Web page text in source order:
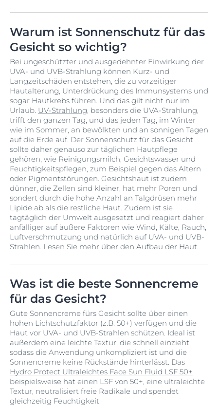
Warum ist Sonnenschutz für das
Gesicht so wichtig?
Bei ungeschützter und ausgedehnter Einwirkung der
UVA- und UVB-Strahlung können Kurz- und
Langzeitschäden entstehen, die zu vorzeitiger
Hautalterung, Unterdrückung des Immunsystems und
sogar Hautkrebs führen. Und das gilt nicht nur im
Urlaub. UV-Strahlung, besonders die UVA-Strahlung,
trifft den ganzen Tag, und das jeden Tag, im Winter
wie im Sommer, an bewölkten und an sonnigen Tagen
auf die Erde auf. Der Sonnenschutz für das Gesicht
sollte daher genauso zur täglichen Hautpflege
gehören, wie Reinigungsmilch, Gesichtswasser und
Feuchtigkeitspflegen, zum Beispiel gegen das Altern
oder Pigmentstörungen. Gesichtshaut ist zudem
dünner, die Zellen sind kleiner, hat mehr Poren und
sondert durch die hohe Anzahl an Talgdrüsen mehr
Lipide ab als die restliche Haut. Zudem ist sie
tagtäglich der Umwelt ausgesetzt und reagiert daher
anfälliger auf äußere Faktoren wie Wind, Kälte, Rauch,
Luftverschmutzung und natürlich auf UVA- und UVB-
Strahlen. Lesen Sie mehr über den Aufbau der Haut.
Was ist die beste Sonnencreme
für das Gesicht?
Gute Sonnencreme fürs Gesicht sollte über einen
hohen Lichtschutzfaktor (z.B. 50+) verfügen und die
Haut vor UVA- und UVB-Strahlen schützen. Ideal ist
außerdem eine leichte Textur, die schnell einzieht,
sodass die Anwendung unkompliziert ist und die
Sonnencreme keine Rückstände hinterlässt. Das
Hydro Protect Ultraleichtes Face Sun Fluid LSF 50+
beispielsweise hat einen LSF von 50+, eine ultraleichte
Textur, neutralisiert freie Radikale und spendet
gleichzeitig Feuchtigkeit.